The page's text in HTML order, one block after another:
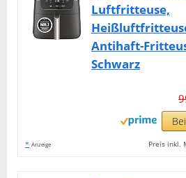
Luftfritteuse,
Antihaft-
Schwarz
* Anzeige Preis inkl.